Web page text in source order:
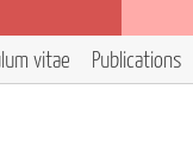
vitae Publications